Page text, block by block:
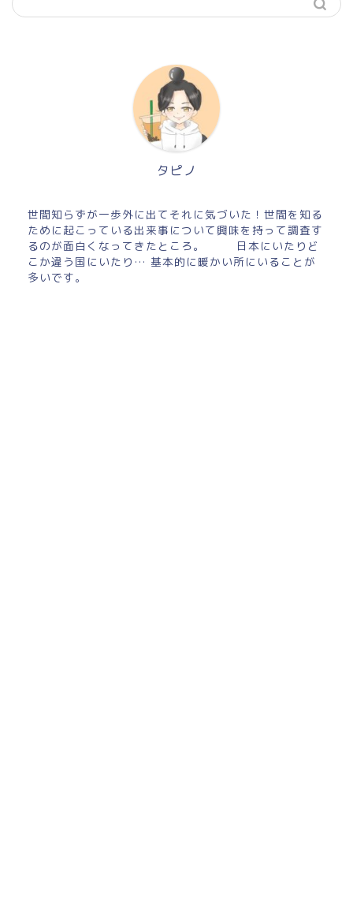
タピノ
世間知らずが一歩外に出てそれに気づいた！世間を知る
ために起こっている出来事について興味を持って調査す
るのが面白くなってきたところ。 日本にいたりど
こか違う国にいたり… 基本的に暖かい所にいることが
多いです。